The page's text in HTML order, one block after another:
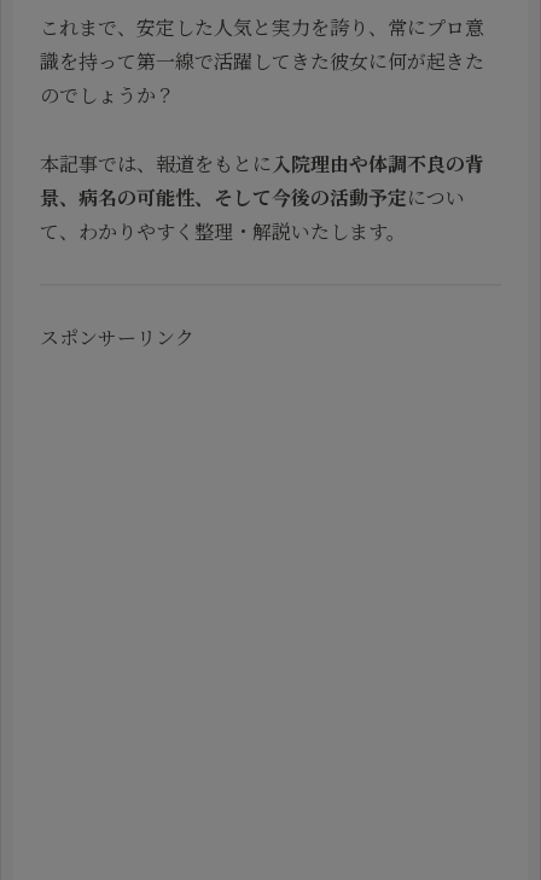
これまで、安定した人気と実力を誇り、常にプロ意
識を持って第一線で活躍してきた彼女に何が起きた
のでしょうか？
本記事では、報道をもとに入院理由や体調不良の背
景、病名の可能性、そして今後の活動予定につい
て、わかりやすく整理・解説いたします。
スポンサーリンク